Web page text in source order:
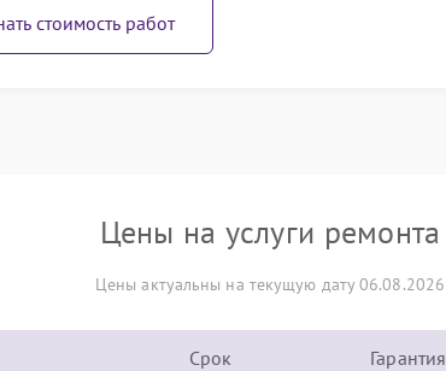
стоимость работ
Цены на услуги ремонта
Цены актуальны на текущую дату 06.08.2026
Срок Гарантия